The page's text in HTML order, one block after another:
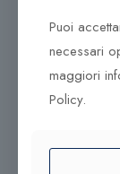
la
stile
È
evochiamo
semplice
DHPR7209-
Puoi
necessari
maggiori
Policy.